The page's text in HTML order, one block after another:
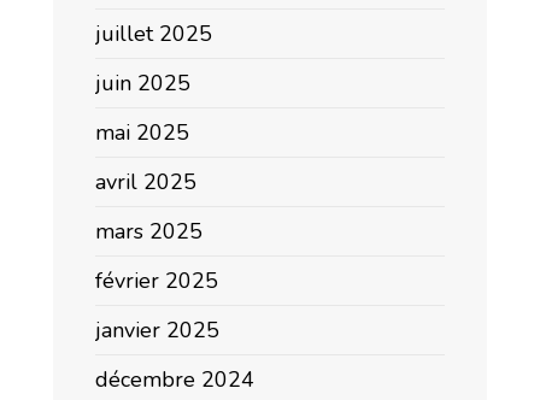
juillet 2025
juin 2025
mai 2025
avril 2025
mars 2025
février 2025
janvier 2025
décembre 2024